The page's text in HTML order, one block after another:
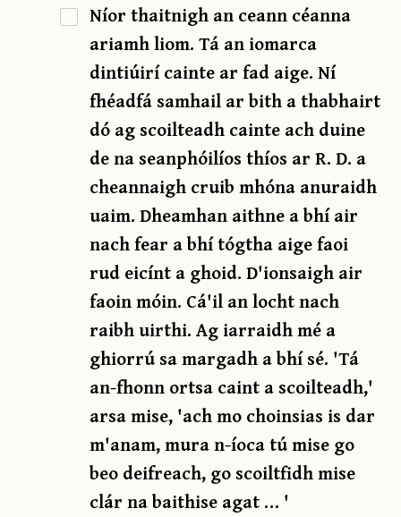
Níor thaitnigh an ceann céanna
ariamh liom. Tá an iomarca
dintiúirí cainte ar fad aige. Ní
fhéadfá samhail ar bith a thabhairt
dó ag scoilteadh cainte ach duine
de na seanphóilíos thíos ar R. D. a
cheannaigh cruib mhóna anuraidh
uaim. Dheamhan aithne a bhí air
nach fear a bhí tógtha aige faoi
rud eicínt a ghoid. D'ionsaigh air
faoin móin. Cá'il an locht nach
raibh uirthi. Ag iarraidh mé a
ghiorrú sa margadh a bhí sé. 'Tá
an-fhonn ortsa caint a scoilteadh,'
arsa mise, 'ach mo choinsias is dar
m'anam, mura n-íoca tú mise go
beo deifreach, go scoiltfidh mise
clár na baithise agat … '